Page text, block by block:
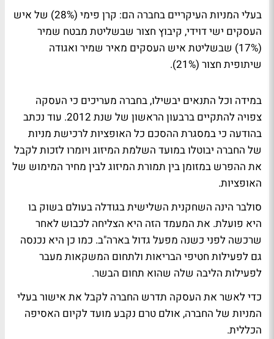
בעלי המניות העיקריים בחברה הם: קרן פימי (28%) של איש
העסקים ישי דוידי, קיבוץ חצור שבשליטת מבטח שמיר
(17%) שבשליטת איש העסקים מאיר שמיר ואגודה
שיתופית חצור (21%).
במידה וכל התנאים יבשילו, בחברה מעריכים כי העסקה
צפויה להתקיים ברבעון הראשון של שנת 2012. עוד נכתב
בהודעה כי במסגרת ההסכם כל האופציות לרכישת מניות
של החברה יבוטלו במועד השלמת המיזוג ויומרו לזכות לקבל
את ההפרש במזומן בין תמורת המיזוג לבין מחיר המימוש של
האופציות.
סולבר הינה השחקנית השלישית בגודלה בעולם בשוק בו
היא פועלת. את המעמד הזה היא הצליחה לכבוש לאחר
שרכשה לפני כשנה מפעל גדול בארה"ב. כמו כן היא נכנסה
גם לפעילות חטיפי הבריאות ולתחום המשקאות מעבר
לפעילות הליבה שלה שהוא תחום הבשר.
כדי לאשר את העסקה תדרש החברה לקבל את אישור בעלי
המניות של החברה, אולם טרם נקבע מועד לקיום האסיפה
הכללית.